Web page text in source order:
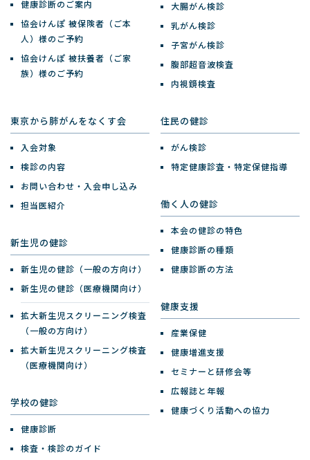
健康診断のご案内
協会けんぽ 被保険者（ご本
人）様のご予約
協会けんぽ 被扶養者（ご家
族）様のご予約
大腸がん検診
乳がん検診
子宮がん検診
腹部超音波検査
内視鏡検査
東京から肺がんをなくす会
入会対象
検診の内容
お問い合わせ・入会申し込み
担当医紹介
新生児の健診
新生児の健診（一般の方向け）
新生児の健診（医療機関向け）
拡大新生児スクリーニング検査
（一般の方向け）
拡大新生児スクリーニング検査
（医療機関向け）
学校の健診
健康診断
検査・検診のガイド
住民の健診
がん検診
特定健康診査・特定保健指導
働く人の健診
本会の健診の特色
健康診断の種類
健康診断の方法
健康支援
産業保健
健康増進支援
セミナーと研修会等
広報誌と年報
健康づくり活動への協力